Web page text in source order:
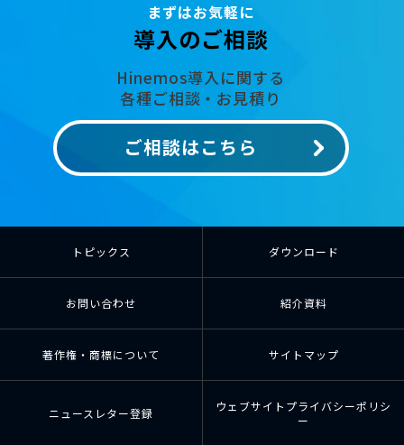
まずはお気軽に
導入のご相談
Hinemos導入に関する
各種ご相談・お見積り
ご相談はこちら
トピックス ダウンロード
お問い合わせ 紹介資料
著作権・商標について サイトマップ
ニュースレター登録
ウェブサイトプライバシーポリシ
ー